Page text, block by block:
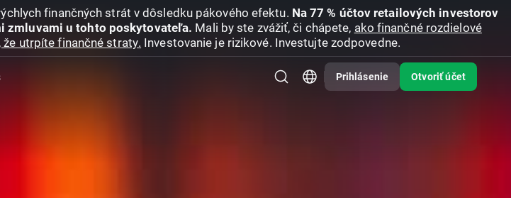
finančných strát v dôsledku pákového efektu. Na 77 % účtov retailových investorov
zmluvami u tohto poskytovateľa. Mali by ste zvážiť, či chápete, ako finančné rozdielové
utrpíte finančné straty. Investovanie je rizikové. Investujte zodpovedne.
Prihlásenie Otvoriť účet